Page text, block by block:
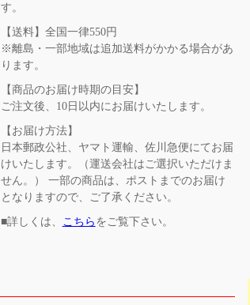
す。
【送料】全国一律550円
※離島・一部地域は追加送料がかかる場合があ
ります。
【商品のお届け時期の目安】
ご注文後、10日以内にお届けいたします。
【お届け方法】
日本郵政公社、ヤマト運輸、佐川急便にてお届
けいたします。（運送会社はご選択いただけま
せん。） 一部の商品は、ポストまでのお届け
となりますので、ご了承ください。
■詳しくは、 こちら をご覧下さい。